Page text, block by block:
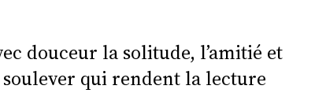
douceur la solitude, l’amitié et
soulever qui rendent la lecture